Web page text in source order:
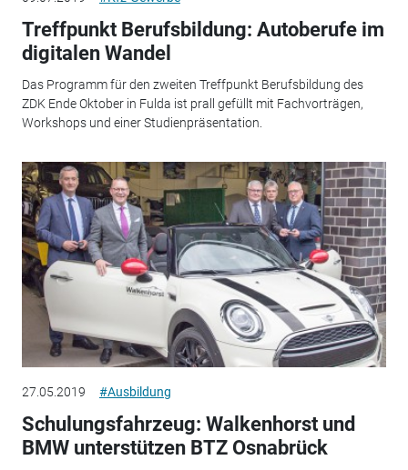
Treffpunkt Berufsbildung: Autoberufe im
digitalen Wandel
Das Programm für den zweiten Treffpunkt Berufsbildung des
ZDK Ende Oktober in Fulda ist prall gefüllt mit Fachvorträgen,
Workshops und einer Studienpräsentation.
27.05.2019 #Ausbildung
Schulungsfahrzeug: Walkenhorst und
BMW unterstützen BTZ Osnabrück